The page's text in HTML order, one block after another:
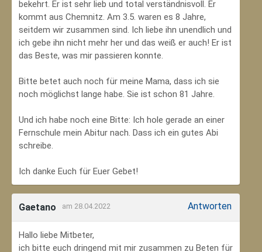
bekehrt. Er ist sehr lieb und total verständnisvoll. Er
kommt aus Chemnitz. Am 3.5. waren es 8 Jahre,
seitdem wir zusammen sind. Ich liebe ihn unendlich und
ich gebe ihn nicht mehr her und das weiß er auch! Er ist
das Beste, was mir passieren konnte.
Bitte betet auch noch für meine Mama, dass ich sie
noch möglichst lange habe. Sie ist schon 81 Jahre.
Und ich habe noch eine Bitte: Ich hole gerade an einer
Fernschule mein Abitur nach. Dass ich ein gutes Abi
schreibe.
Ich danke Euch für Euer Gebet!
Gaetano am 28.04.2022 Antworten
Hallo liebe Mitbeter,
ich bitte euch dringend mit mir zusammen zu Beten für